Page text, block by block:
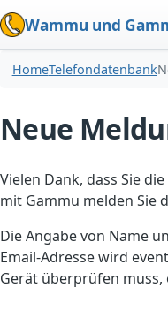
Wammu und
HomeTelefondatenbank
Neue
Vielen Dank, dass Sie
mit Gammu melden Sie
Die Angabe von Name
Email-Adresse wird
Gerät überprüfen